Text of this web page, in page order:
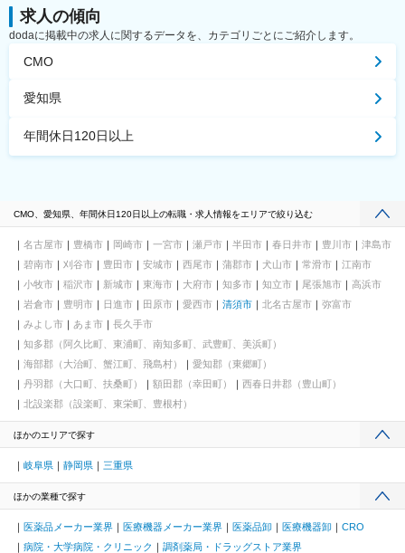
求人の傾向
dodaに掲載中の求人に関するデータを、カテゴリごとにご紹介します。
CMO
愛知県
年間休日120日以上
CMO、愛知県、年間休日120日以上の転職・求人情報をエリアで絞り込む
名古屋市 豊橋市 岡崎市 一宮市 瀬戸市 半田市 春日井市 豊川市
津島市
碧南市
刈谷市 豊田市 安城市 西尾市 蒲郡市 犬山市 常滑市
江南市
小牧市
稲沢市 新城市 東海市 大府市 知多市 知立市 尾張旭市
高浜市
岩倉市
豊明市 日進市 田原市 愛西市 清須市 北名古屋市
弥富市
みよし市
あま市
長久手市
知多郡（阿久比町、東浦町、南知多町、武豊町、美浜町）
海部郡（大治町、蟹江町、飛島村）
愛知郡（東郷町）
丹羽郡（大口町、扶桑町）
額田郡（幸田町）
西春日井郡（豊山町）
北設楽郡（設楽町、東栄町、豊根村）
ほかのエリアで探す
岐阜県 静岡県 三重県
ほかの業種で探す
医薬品メーカー業界 医療機器メーカー業界 医薬品卸 医療機器卸
CRO
病院・大学病院・クリニック
調剤薬局・ドラッグストア業界